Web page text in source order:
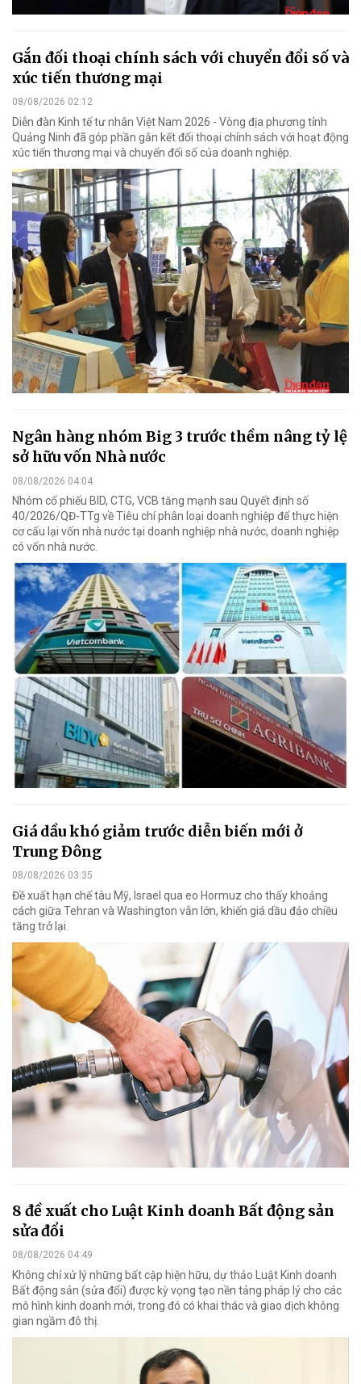
Gắn đối thoại chính sách với chuyển đổi số và
xúc tiến thương mại
08/08/2026 02:12
Diễn đàn Kinh tế tư nhân Việt Nam 2026 - Vòng địa phương tỉnh
Quảng Ninh đã góp phần gắn kết đối thoại chính sách với hoạt động
xúc tiến thương mại và chuyển đổi số của doanh nghiệp.
Ngân hàng nhóm Big 3 trước thềm nâng tỷ lệ
sở hữu vốn Nhà nước
08/08/2026 04:04
Nhóm cổ phiếu BID, CTG, VCB tăng mạnh sau Quyết định số
40/2026/QĐ-TTg về Tiêu chí phân loại doanh nghiệp để thực hiện
cơ cấu lại vốn nhà nước tại doanh nghiệp nhà nước, doanh nghiệp
có vốn nhà nước.
Giá dầu khó giảm trước diễn biến mới ở
Trung Đông
08/08/2026 03:35
Đề xuất hạn chế tàu Mỹ, Israel qua eo Hormuz cho thấy khoảng
cách giữa Tehran và Washington vẫn lớn, khiến giá dầu đảo chiều
tăng trở lại.
8 đề xuất cho Luật Kinh doanh Bất động sản
sửa đổi
08/08/2026 04:49
Không chỉ xử lý những bất cập hiện hữu, dự thảo Luật Kinh doanh
Bất động sản (sửa đổi) được kỳ vọng tạo nền tảng pháp lý cho các
mô hình kinh doanh mới, trong đó có khai thác và giao dịch không
gian ngầm đô thị.